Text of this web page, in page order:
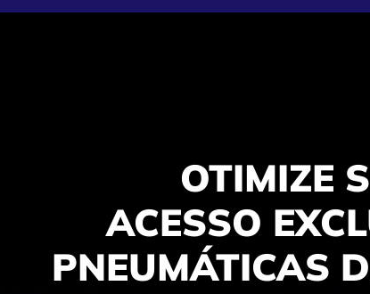
OTIMIZE
ACESSO
PNEUMÁTICAS